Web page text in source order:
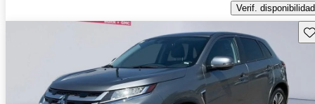
Verif. disponibilidad